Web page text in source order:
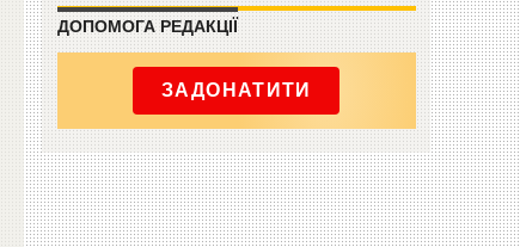
ДОПОМОГА РЕДАКЦІЇ
ЗАДОНАТИТИ